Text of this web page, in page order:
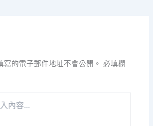
寫的電子郵件地址不會公開。 必填欄